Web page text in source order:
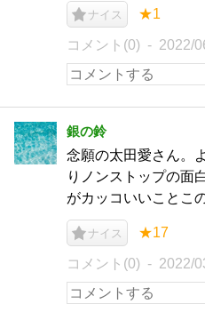
ナイス ★1
コメント(0) 2022/
銀の鈴
念願の太田愛さん。
りノンストップの面
がカッコいいことこ
ナイス ★17
コメント(0) 2022/